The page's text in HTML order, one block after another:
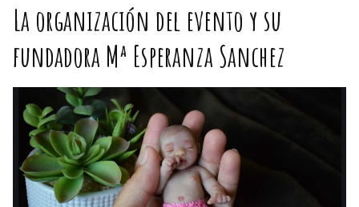
La organización del evento y su
fundadora Mª Esperanza Sanchez